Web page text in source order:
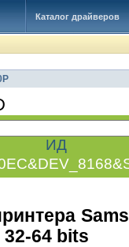
Каталог драйверов
ИД
32-64 bits